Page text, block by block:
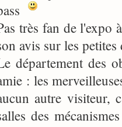
très fan de l'expo
avis sur les
département des
: les
autre visiteur,
des